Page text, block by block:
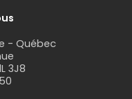
- Québec
3J8